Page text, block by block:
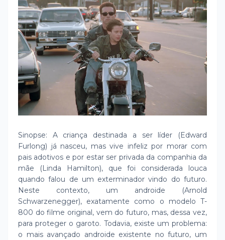
Sinopse: A criança destinada a ser líder (Edward
Furlong) já nasceu, mas vive infeliz por morar com
pais adotivos e por estar ser privada da companhia da
mãe (Linda Hamilton), que foi considerada louca
quando falou de um exterminador vindo do futuro.
Neste contexto, um androide (Arnold
Schwarzenegger), exatamente como o modelo T-
800 do filme original, vem do futuro, mas, dessa vez,
para proteger o garoto. Todavia, existe um problema:
o mais avançado androide existente no futuro, um